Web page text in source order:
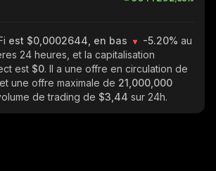
est $0,0002644, en bas -5.20% au
24 heures, et la capitalisation
est $0. Il a une offre en circulation de
une offre maximale de 21,000,000
de trading de $3,44 sur 24h.